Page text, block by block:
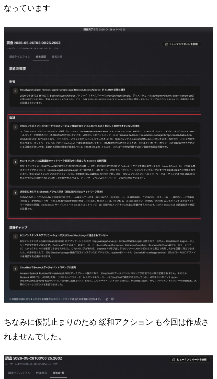
なっています
ちなみに仮説止まりのため 緩和アクション も今回は作成さ
れませんでした。